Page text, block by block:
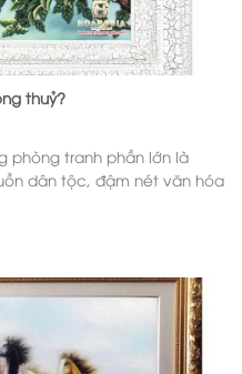
thuỷ?
phòng tranh phần lớn là
dân tộc, đậm nét văn hóa